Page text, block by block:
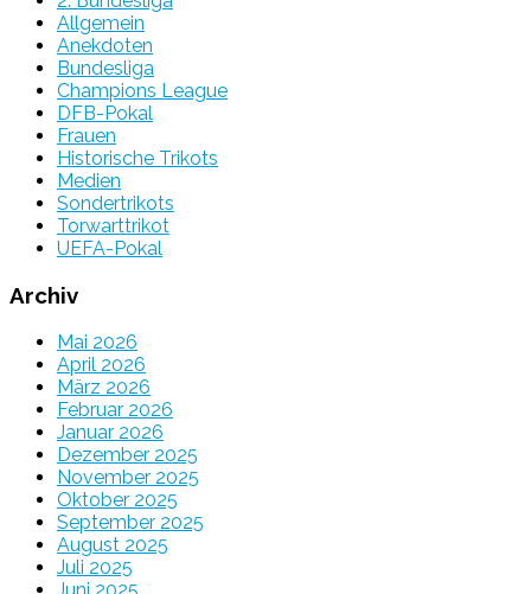
Allgemein
Anekdoten
Bundesliga
Champions League
DFB-Pokal
Frauen
Historische Trikots
Medien
Sondertrikots
Torwarttrikot
UEFA-Pokal
Archiv
Mai 2026
April 2026
März 2026
Februar 2026
Januar 2026
Dezember 2025
November 2025
Oktober 2025
September 2025
August 2025
Juli 2025
Juni 2025